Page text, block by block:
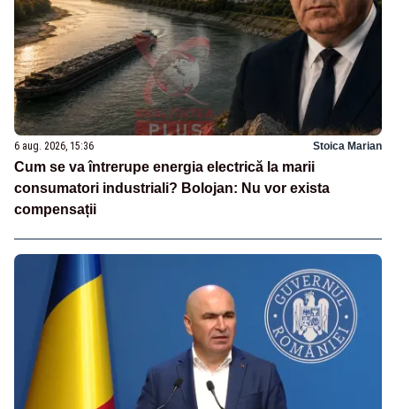
6 aug. 2026, 15:36 Stoica Marian
Cum se va întrerupe energia electrică la marii
consumatori industriali? Bolojan: Nu vor exista
compensații